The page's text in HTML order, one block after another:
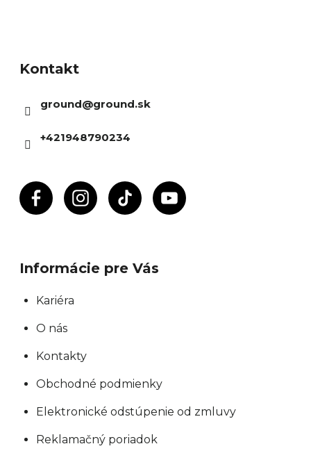
Kontakt
ground@ground.sk
+421948790234
Informácie pre Vás
Kariéra
O nás
Kontakty
Obchodné podmienky
Elektronické odstúpenie od zmluvy
Reklamačný poriadok